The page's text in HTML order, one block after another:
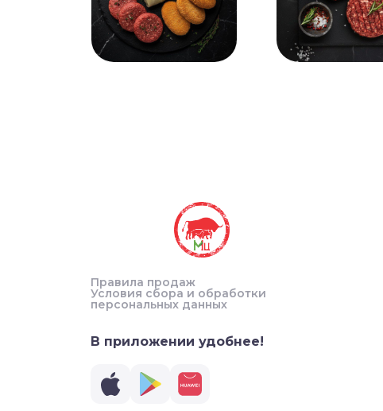
Правила продаж
Условия сбора и обработки
персональных данных
В приложении удобнее!